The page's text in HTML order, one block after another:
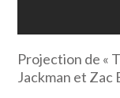
Projection de «
Jackman et Zac